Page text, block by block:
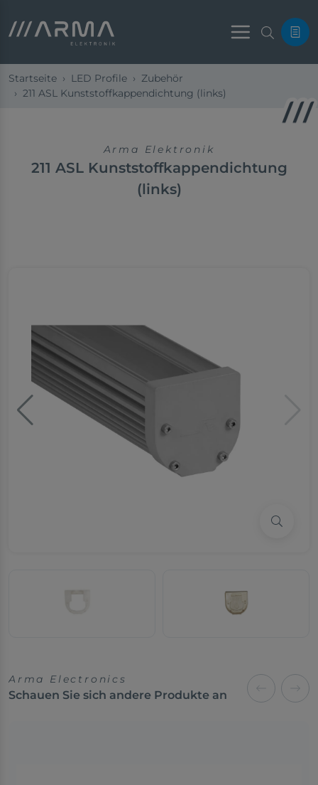
Menu
Startseite LED Profile
Zubehör
211 ASL Kunststoffkappendichtung (links)
Arma Elektronik
211 ASL Kunststoffkappendichtung
(links)
Arma Electronics
Schauen Sie sich andere Produkte an